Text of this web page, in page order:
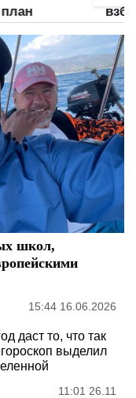
школ,
15:44 16.06.2026
даст то, что так
выделил
11:01 26.11